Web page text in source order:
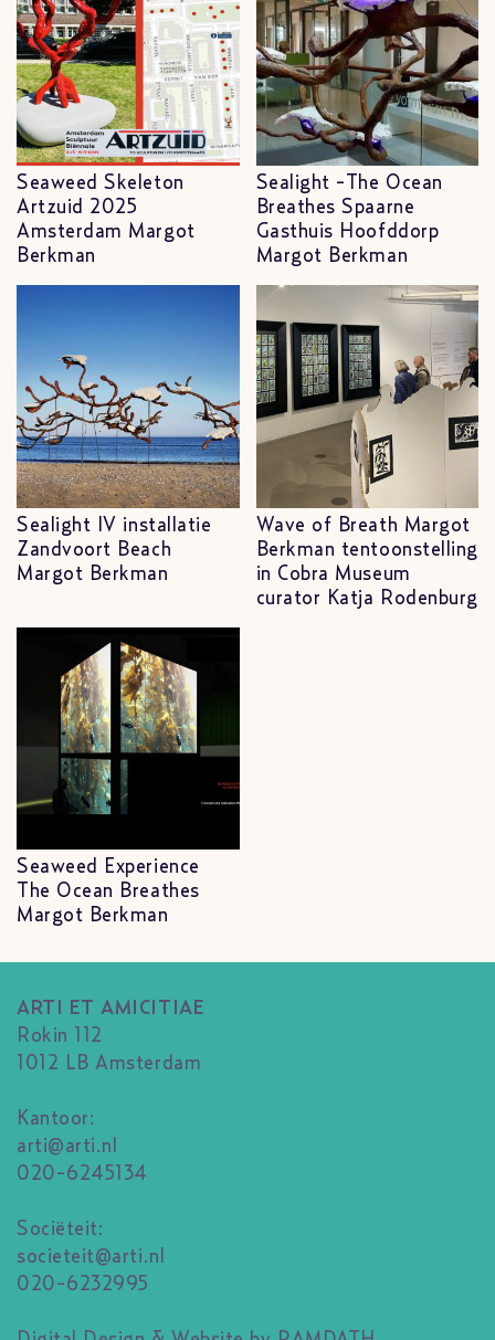
Seaweed Skeleton
Artzuid 2025
Amsterdam Margot
Berkman
Sealight -The Ocean
Breathes Spaarne
Gasthuis Hoofddorp
Margot Berkman
Sealight IV installatie
Zandvoort Beach
Margot Berkman
Wave of Breath Margot
Berkman tentoonstelling
in Cobra Museum
curator Katja Rodenburg
Seaweed Experience
The Ocean Breathes
Margot Berkman
ARTI ET AMICITIAE
Rokin 112
1012 LB Amsterdam
Kantoor:
arti@arti.nl
020-6245134
Sociëteit:
societeit@arti.nl
020-6232995